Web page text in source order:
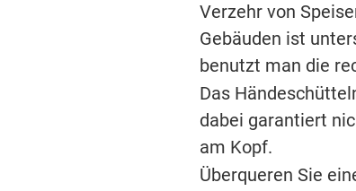
Verzehr von
Gebäuden ist
benutzt man die
Das
dabei garantiert
am Kopf.
Überqueren Sie